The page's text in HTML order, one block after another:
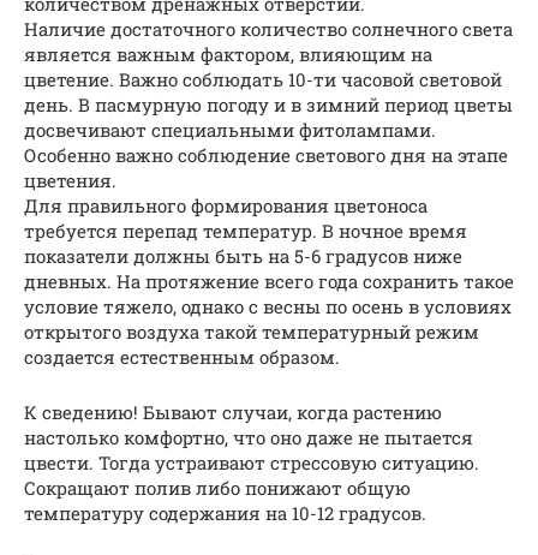
Наличие достаточного количество солнечного света
является важным фактором, влияющим на
цветение. Важно соблюдать 10-ти часовой световой
день. В пасмурную погоду и в зимний период цветы
досвечивают специальными фитолампами.
Особенно важно соблюдение светового дня на этапе
цветения.
Для правильного формирования цветоноса
требуется перепад температур. В ночное время
показатели должны быть на 5-6 градусов ниже
дневных. На протяжение всего года сохранить такое
условие тяжело, однако с весны по осень в условиях
открытого воздуха такой температурный режим
создается естественным образом.
К сведению! Бывают случаи, когда растению
настолько комфортно, что оно даже не пытается
цвести. Тогда устраивают стрессовую ситуацию.
Сокращают полив либо понижают общую
температуру содержания на 10-12 градусов.